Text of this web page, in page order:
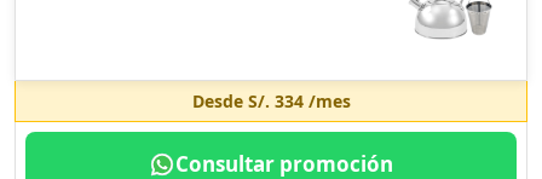
Desde S/. 334/mes
Consultar promoción